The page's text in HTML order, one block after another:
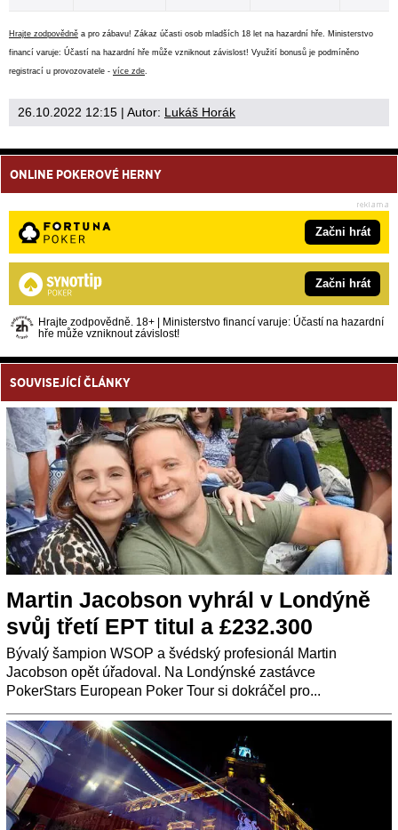
Hrajte zodpovědně a pro zábavu! Zákaz účasti osob mladších 18 let na hazardní hře. Ministerstvo
financí varuje: Účastí na hazardní hře může vzniknout závislost! Využití bonusů je podmíněno
registrací u provozovatele - více zde.
26.10.2022 12:15 | Autor: Lukáš Horák
ONLINE POKEROVÉ HERNY
Začni hrát
Začni hrát
Hrajte zodpovědně. 18+ | Ministerstvo financí varuje: Účastí na hazardní
hře může vzniknout závislost!
SOUVISEJÍCÍ ČLÁNKY
Martin Jacobson vyhrál v Londýně
svůj třetí EPT titul a £232.300
Bývalý šampion WSOP a švédský profesionál Martin
Jacobson opět úřadoval. Na Londýnské zastávce
PokerStars European Poker Tour si dokráčel pro...